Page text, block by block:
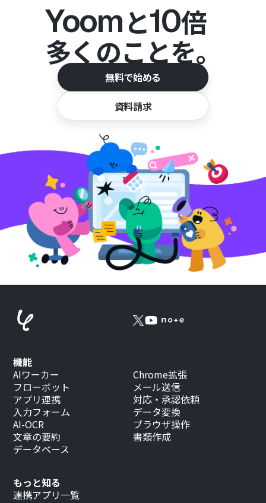
Yoomと10倍
多くのことを。
無料で始める
資料請求
もっと知る
連携アプリ一覧
機能
AIワーカー
フローボット
アプリ連携
入力フォーム
AI-OCR
文章の要約
データベース
Chrome拡張
メール送信
対応・承認依頼
データ変換
ブラウザ操作
書類作成